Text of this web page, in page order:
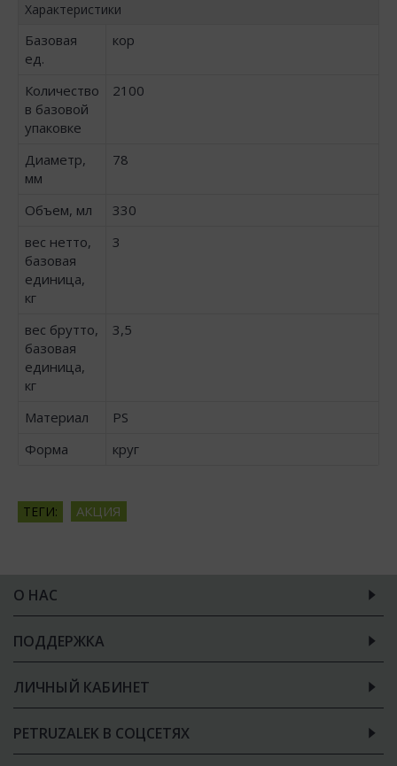
Характеристики
Базовая
ед.
кор
Количество
в базовой
упаковке
2100
Диаметр,
мм
78
Объем, мл
330
вес нетто,
базовая
единица,
кг
3
вес брутто,
базовая
единица,
кг
3,5
Материал
PS
Форма
круг
ТЕГИ: АКЦИЯ
О НАС
ПОДДЕРЖКА
ЛИЧНЫЙ КАБИНЕТ
PETRUZALEK В СОЦСЕТЯХ